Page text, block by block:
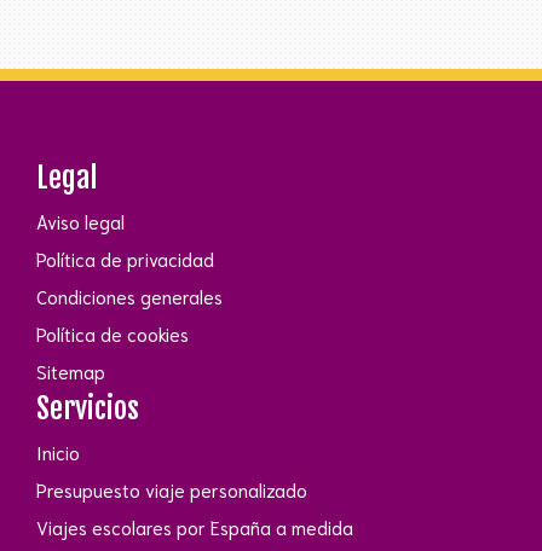
Legal
Aviso legal
Política de privacidad
Condiciones generales
Política de cookies
Sitemap
Servicios
Inicio
Presupuesto viaje personalizado
Viajes escolares por España a medida